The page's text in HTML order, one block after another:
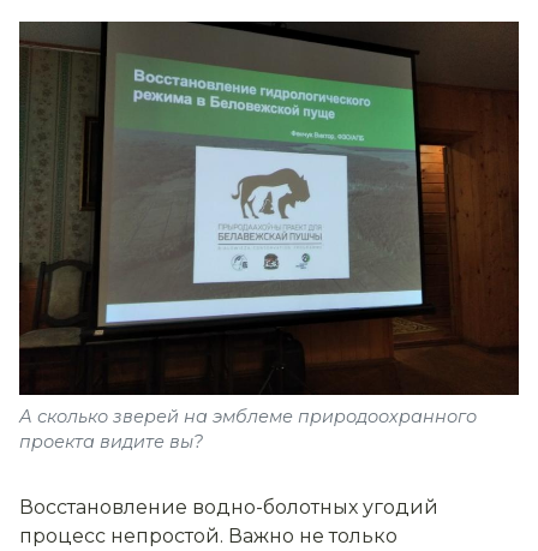
А сколько зверей на эмблеме природоохранного
проекта видите вы?
Восстановление водно-болотных угодий
процесс непростой. Важно не только